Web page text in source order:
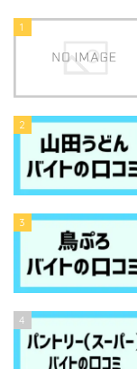
1
2
3
4